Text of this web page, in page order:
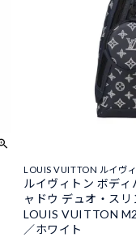
LOUIS VUITTON ルイヴ
ルイヴィトン ボデ
ャドウ デュオ・ス
LOUIS VUITTON
／ホワイト